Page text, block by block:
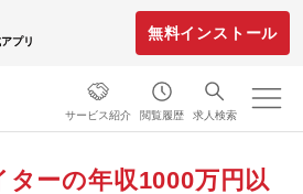
プリ
無料インストール
サービス紹介 閲覧履歴 求人検索
ーの年収1000万円以